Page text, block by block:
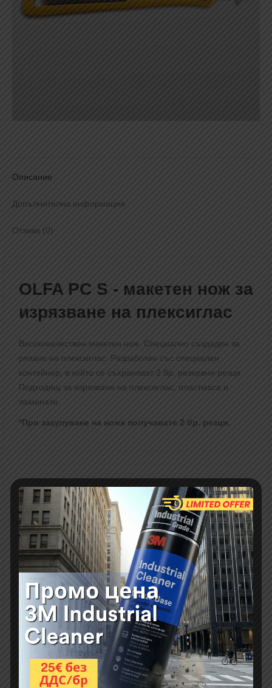
Описание
Допълнителна информация
Отзиви (0)
OLFA PC S - макетен нож за
изрязване на плексиглас
Висококачествен макетен нож. Специално създаден за
рязане на плексиглас. Разработен със специален
контейнер, в който се съхраняват 2 бр. резервни резци.
Подходящ за изрязване на плексиглас, пластмаса и
ламинати.
*При закупуване на ножа получавате 2 бр. резци.
Приложения:
плексиглас
пластмаса